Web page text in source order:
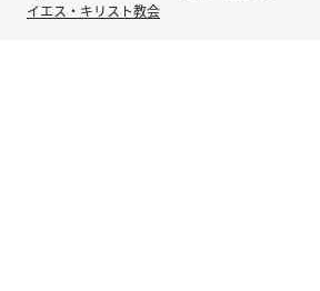
イエス・キリスト教会